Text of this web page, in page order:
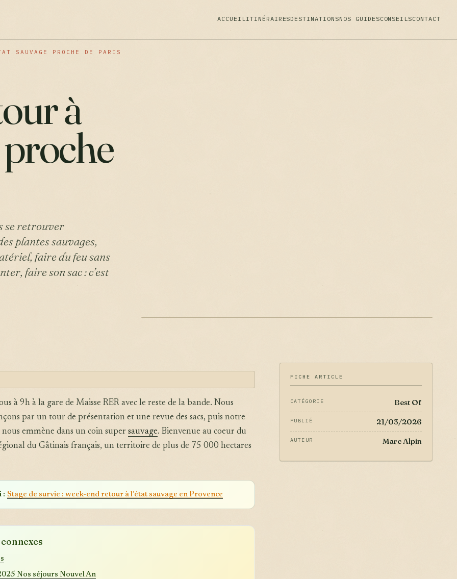
ACCUEILITINÉRAIRESDESTINATIONSNOS GUIDESCONSEILSCONTACT
SAUVAGE PROCHE DE PARIS
à
proche
se retrouver
plantes sauvages,
faire du feu sans
faire son sac : c’est
à 9h à la gare de Maisse RER avec le reste de la bande. Nous
par un tour de présentation et une revue des sacs, puis notre
emmène dans un coin super sauvage. Bienvenue au coeur du
du Gâtinais français, un territoire de plus de 75 000 hectares
: Stage de survie : week-end retour à l’état sauvage en Provence
Nos séjours Nouvel An
FICHE ARTICLE
CATÉGORIE Best Of
PUBLIÉ 21/03/2026
AUTEUR Marc Alpin